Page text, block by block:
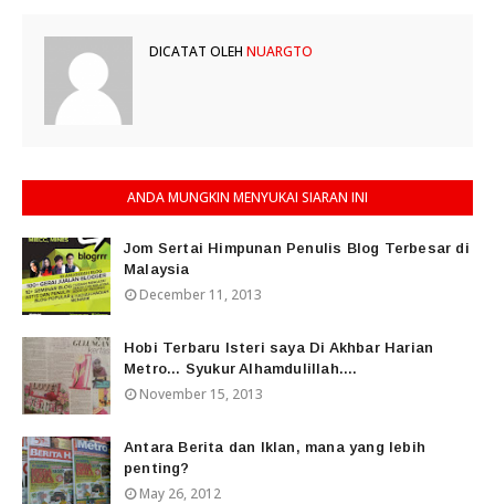
DICATAT OLEH NUARGTO
ANDA MUNGKIN MENYUKAI SIARAN INI
Jom Sertai Himpunan Penulis Blog Terbesar di
Malaysia
December 11, 2013
Hobi Terbaru Isteri saya Di Akhbar Harian
Metro... Syukur Alhamdulillah....
November 15, 2013
Antara Berita dan Iklan, mana yang lebih
penting?
May 26, 2012